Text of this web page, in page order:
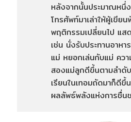
หลังจากนั้นประมาณหนึ่
โทรศัพท์มาเล่าให้ผู้เขีย
พฤติกรรมเปลี่ยนไป แส
เช่น นั่งรับประทานอาห
แม่ หยอกเล่นกับแม่ คว
สองแม่ลูกดีขึ้นตามลำดั
เรียนในเทอมถัดมาก็ดี
ผลลัพธ์พลังแห่งการชื่น